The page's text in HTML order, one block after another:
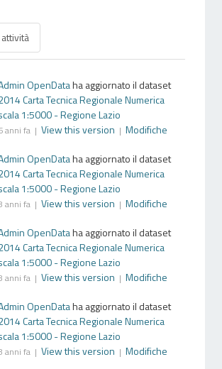
OpenDataha aggiornato il dataset
Carta Tecnica Regionale Numerica
1:5000 - Regione Lazio
anni fa | View this version | Modifiche
OpenDataha aggiornato il dataset
Carta Tecnica Regionale Numerica
1:5000 - Regione Lazio
anni fa | View this version | Modifiche
OpenDataha aggiornato il dataset
Carta Tecnica Regionale Numerica
1:5000 - Regione Lazio
anni fa | View this version | Modifiche
OpenDataha aggiornato il dataset
Carta Tecnica Regionale Numerica
1:5000 - Regione Lazio
anni fa | View this version | Modifiche